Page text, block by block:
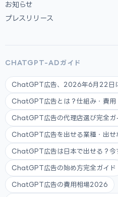
お知らせ
プレスリリース
CHATGPT-ADガイド
ChatGPT広告、2026年6月22日
ChatGPT広告とは？仕組み・費用
ChatGPT広告の代理店選び完全ガ
ChatGPT広告を出せる業種・出せ
ChatGPT広告は日本で出せる？今
ChatGPT広告の始め方完全ガイド
ChatGPT広告の費用相場2026